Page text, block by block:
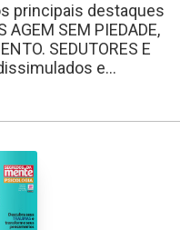
principais destaques
AGEM SEM PIEDADE,
SEDUTORES E
e...